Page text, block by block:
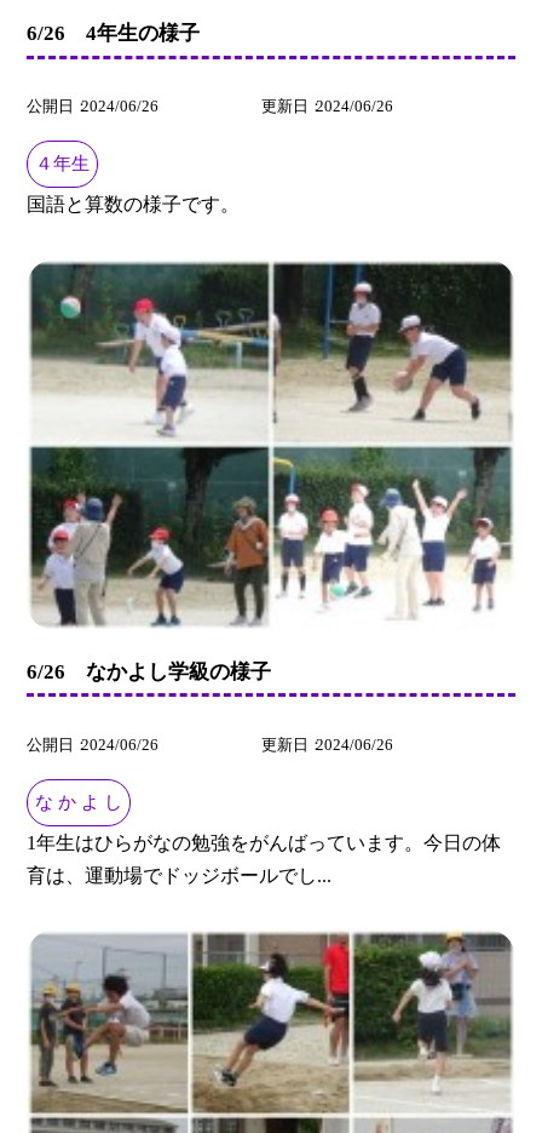
6/26 4年生の様子
公開日 2024/06/26 更新日 2024/06/26
４年生
国語と算数の様子です。
6/26 なかよし学級の様子
公開日 2024/06/26 更新日 2024/06/26
な か よ し
1年生はひらがなの勉強をがんばっています。今日の体
育は、運動場でドッジボールでし...